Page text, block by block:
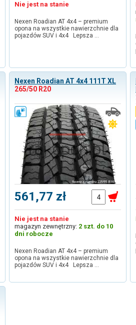
Nie jest na stanie
Nexen Roadian AT 4x4 – premium
opona na wszystkie nawierzchnie dla
pojazdów SUV i 4x4 Lepsza …
Nexen Roadian AT 4x4 111T XL
265/50 R20
561,77 zł
Nie jest na stanie
magazyn zewnętrzny: 2 szt. do 10
dni robocze
Nexen Roadian AT 4x4 – premium
opona na wszystkie nawierzchnie dla
pojazdów SUV i 4x4 Lepsza …